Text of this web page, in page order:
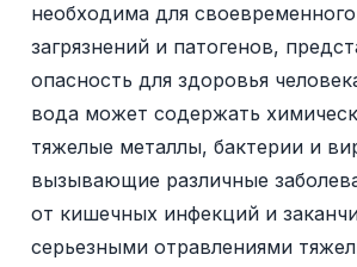
необходима для
загрязнений и патогенов,
опасность для здоровья
вода может содержать
тяжелые металлы, бактерии и
вызывающие различные
от кишечных инфекций и
серьезными отравлениями